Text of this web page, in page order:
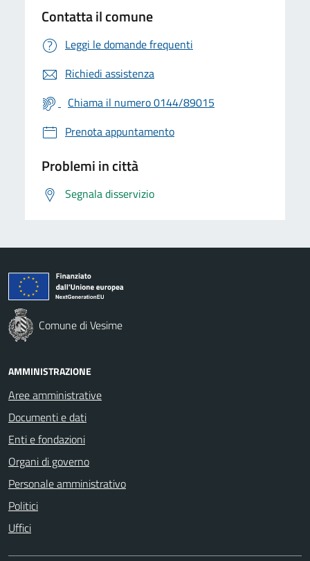
Contatta il comune
Leggi le domande frequenti
Richiedi assistenza
Chiama il numero 0144/89015
Prenota appuntamento
Problemi in città
Segnala disservizio
Comune di Vesime
AMMINISTRAZIONE
Aree amministrative
Documenti e dati
Enti e fondazioni
Organi di governo
Personale amministrativo
Politici
Uffici